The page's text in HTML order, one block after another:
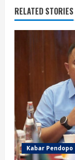
RELATED STORIES
Kabar Pendopo